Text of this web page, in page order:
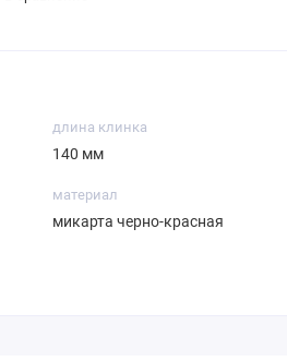
длина клинка
140 мм
материал
микарта черно-красная